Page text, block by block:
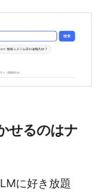
せるのはナ
に好き放題